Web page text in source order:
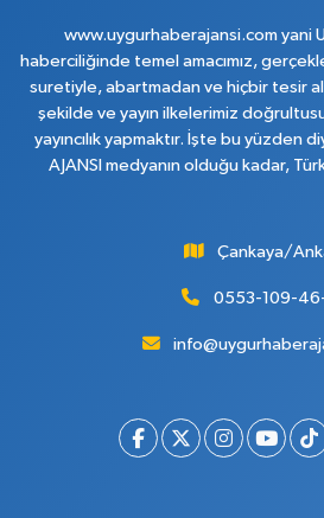
www.uygurhaberajansi.com yani
haberciliğinde temel amacımız,
suretiyle, abartmadan ve hiçbir tesir
şekilde ve yayın ilkelerimiz
yayıncılık yapmaktır. İşte bu yüzden
AJANSI medyanın olduğu kadar,
Çankaya/
0553-109-